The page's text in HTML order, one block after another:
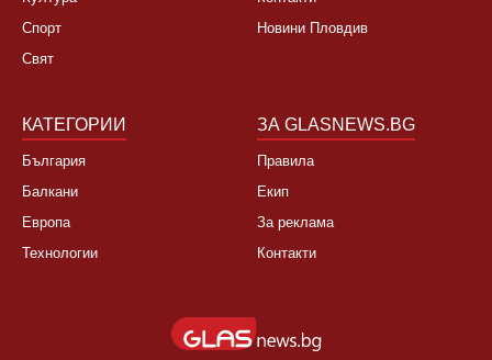
Спорт
Свят
Новини Пловдив
КАТЕГОРИИ
България
Балкани
Европа
Технологии
ЗА GLASNEWS.BG
Правила
Екип
За реклама
Контакти